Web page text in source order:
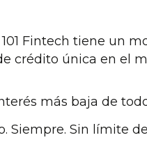
Fintech tiene un
crédito única en el
más baja de
Siempre. Sin límite